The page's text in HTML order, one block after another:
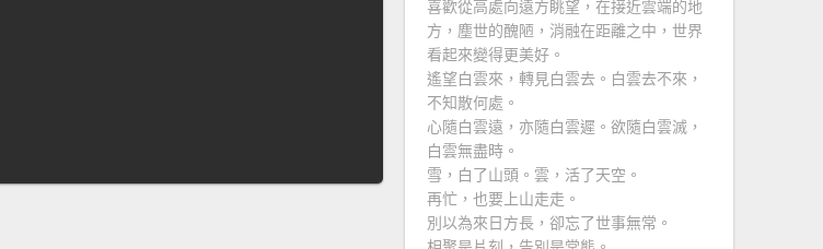
喜歡從高處向遠方眺望，在接近雲端的地
方，塵世的醜陋，消融在距離之中，世界
看起來變得更美好。
遙望白雲來，轉見白雲去。白雲去不來，
不知散何處。
心隨白雲遠，亦隨白雲遲。欲隨白雲滅，
白雲無盡時。
雪，白了山頭。雲，活了天空。
再忙，也要上山走走。
別以為來日方長，卻忘了世事無常。